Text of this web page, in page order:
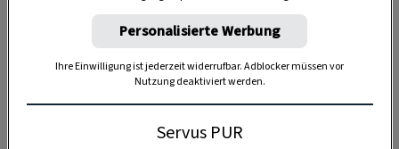
Personalisierte Werbung
Ihre Einwilligung ist jederzeit widerrufbar. Adblocker müssen vor
Nutzung deaktiviert werden.
Servus PUR